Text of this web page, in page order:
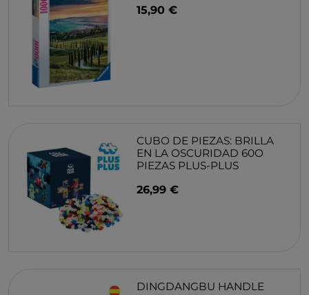
15,90 €
CUBO DE PIEZAS: BRILLA
EN LA OSCURIDAD 60O
PIEZAS PLUS-PLUS
26,99 €
DINGDANGBU HANDLE